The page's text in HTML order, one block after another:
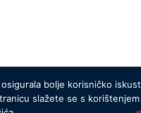
bolje korisničko
slažete se s korištenjem